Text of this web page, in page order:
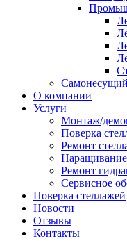
О компании
Услуги
Монтаж/
Поверка
Ремонт
Ремонт
Сервисное
Поверка cтеллажей
Новости
Отзывы
Контакты